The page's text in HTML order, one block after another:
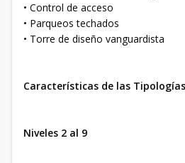
• Control de acceso
• Parqueos techados
• Torre de diseño vanguardista
Características de las
Niveles 2 al 9